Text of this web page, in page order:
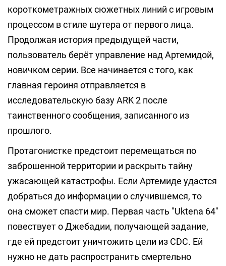
короткометражных сюжетных линий с игровым
процессом в стиле шутера от первого лица.
Продолжая история предыдущей части,
пользователь берёт управление над Артемидой,
новичком серии. Все начинается с того, как
главная героиня отправляется в
исследовательскую базу ARK 2 после
таинственного сообщения, записанного из
прошлого.
Протагонистке предстоит перемещаться по
заброшенной территории и раскрыть тайну
ужасающей катастрофы. Если Артемиде удастся
добраться до информации о случившемся, то
она сможет спасти мир. Первая часть "Uktena 64"
повествует о Джебадии, получающей задание,
где ей предстоит уничтожить цели из CDC. Ей
нужно не дать распространить смертельно